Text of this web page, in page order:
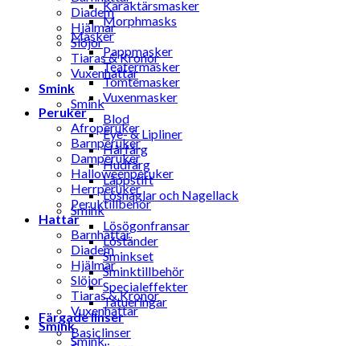
Diadem
Hjälmar
Slöjor
Tiaras & Kronor
Vuxenhattar
Smink
Smink
Blod
Eye- & Lipliner
Hårfärg
Hudfärg
Läppstift
Lösnaglar och Nagellack
Smink
Lösögonfransar
Löständer
Sminkset
Sminktillbehör
Specialeffekter
Tatueringar
Färgade linser
Basiclinser
Karaktärsmasker
Morphmasks
Masker
Pappmasker
Teatermasker
Tomtemasker
Vuxenmasker
Peruker
Afroperuker
Barnperuker
Damperuker
Halloweenperuker
Herrperuker
Peruktillbehör
Hattar
Barnhattar
Diadem
Hjälmar
Slöjor
Tiaras & Kronor
Vuxenhattar
Smink
Smink